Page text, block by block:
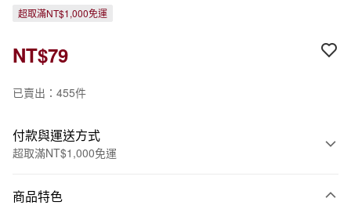
超取滿NT$1,000免運
NT$79
已賣出：455件
付款與運送方式
超取滿NT$1,000免運
信用卡一次付款
商品特色